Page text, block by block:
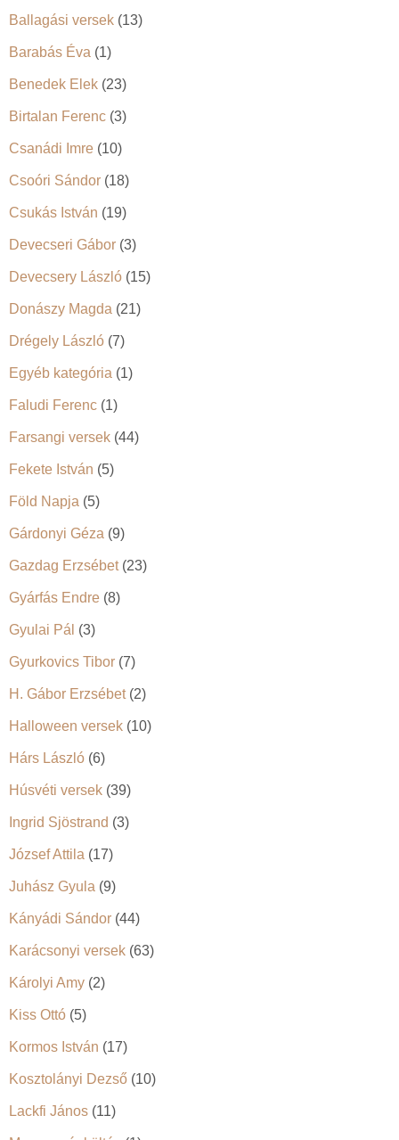
Ballagási versek (13)
Barabás Éva (1)
Benedek Elek (23)
Birtalan Ferenc (3)
Csanádi Imre (10)
Csoóri Sándor (18)
Csukás István (19)
Devecseri Gábor (3)
Devecsery László (15)
Donászy Magda (21)
Drégely László (7)
Egyéb kategória (1)
Faludi Ferenc (1)
Farsangi versek (44)
Fekete István (5)
Föld Napja (5)
Gárdonyi Géza (9)
Gazdag Erzsébet(23)
Gyárfás Endre (8)
Gyulai Pál (3)
Gyurkovics Tibor (7)
H. Gábor Erzsébet(2)
Halloween versek (10)
Hárs László (6)
Húsvéti versek (39)
Ingrid Sjöstrand (3)
József Attila (17)
Juhász Gyula (9)
Kányádi Sándor (44)
Karácsonyi versek (63)
Károlyi Amy (2)
Kiss Ottó (5)
Kormos István (17)
Kosztolányi Dezső (10)
Lackfi János (11)